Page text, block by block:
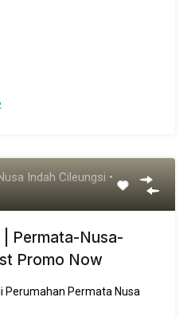
| Permata-Nusa-
Promo Now
Perumahan Permata Nusa